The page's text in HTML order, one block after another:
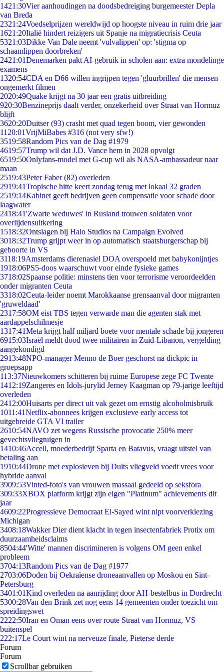
1421:30Vier aanhoudingen na doodsbedreiging burgemeester Depla
van Breda
2321:24Voedselprijzen wereldwijd op hoogste niveau in ruim drie jaar
1621:20Italië hindert reizigers uit Spanje na migratiecrisis Ceuta
5321:03Dikke Van Dale neemt 'vulvalippen' op: 'stigma op
schaamlippen doorbreken'
2421:01Denemarken pakt AI-gebruik in scholen aan: extra mondelinge
examens
1320:54CDA en D66 willen ingrijpen tegen 'gluurbrillen' die mensen
ongemerkt filmen
2020:49Quake krijgt na 30 jaar een gratis uitbreiding
920:30Benzineprijs daalt verder, onzekerheid over Straat van Hormuz
blijft
3620:20Duitser (93) crasht met quad tegen boom, vier gewonden
11 20:01VrijMiBabes #316 (not very sfw!)
3519:58Random Pics van de Dag #1979
4619:57Trump wil dat J.D. Vance hem in 2028 opvolgt
6519:50Onlyfans-model met G-cup wil als NASA-ambassadeur naar
maan
2519:43Peter Faber (82) overleden
2919:41Tropische hitte keert zondag terug met lokaal 32 graden
2519:14Kabinet geeft bedrijven geen compensatie voor schade door
laagwater
2418:41'Zwarte weduwes' in Rusland trouwen soldaten voor
overlijdensuitkering
1518:32Ontslagen bij Halo Studios na Campaign Evolved
3018:32Trump grijpt weer in op automatisch staatsburgerschap bij
geboorte in VS
3118:19Amsterdams dierenasiel DOA overspoeld met babykonijntjes
1918:06PS5-doos waarschuwt voor einde fysieke games
3718:02Spaanse politie: minstens tien voor terrorisme veroordeelden
onder migranten Ceuta
3318:02Ceuta-leider noemt Marokkaanse grensaanval door migranten
'gruweldaad'
2317:58OM eist TBS tegen verwarde man die agenten stak met
aardappelschilmesje
1317:41Meta krijgt half miljard boete voor mentale schade bij jongeren
6915:03Israël meldt dood twee militairen in Zuid-Libanon, vergelding
aangekondigd
2913:48NPO-manager Menno de Boer geschorst na dickpic in
groepsapp
113:37Nieuwkomers schitteren bij ruime Europese zege FC Twente
1412:19Zangeres en Idols-jurylid Jerney Kaagman op 79-jarige leeftijd
overleden
2412:00Huisarts per direct uit vak gezet om ernstig alcoholmisbruik
1011:41Netflix-abonnees krijgen exclusieve early access tot
uitgebreide GTA VI trailer
2610:54NAVO zet wegens Russische provocatie 250% meer
gevechtsvliegtuigen in
1410:46Accell, moederbedrijf Sparta en Batavus, vraagt uitstel van
betaling aan
1910:44Drone met explosieven bij Duits vliegveld voedt vrees voor
hybride aanval
3909:53Vinted-foto's van vrouwen massaal gedeeld op seksfora
309:33XBOX platform krijgt zijn eigen "Platinum" achievements dit
jaar
4609:22Progressieve Democraat El-Sayed wint nipt voorverkiezing
Michigan
3408:18Wakker Dier dient klacht in tegen insectenfabriek Protix om
duurzaamheidsclaims
8504:44'Witte' mannen discrimineren is volgens OM geen enkel
probleem
3704:13Random Pics van de Dag #1977
2703:06Doden bij Oekraïense droneaanvallen op Moskou en Sint-
Petersburg
3401:01Kind overleden na aanrijding door AH-bestelbus in Dordrecht
5300:28Van den Brink zet nog eens 14 gemeenten onder toezicht om
spreidingswet
2222:50Iran en Oman eens over route Straat van Hormuz, VS
buitenspel
222:17Le Court wint na nerveuze finale, Pieterse derde
Forum
Forum
Scrollbar gebruiken